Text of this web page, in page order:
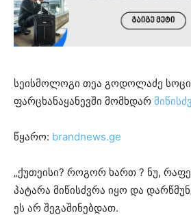
სეისმოლოგი თეა გოდოლაძე
ფარცხანაყანევში მომხდარ
წყარო: brandnews.ge
„ქუთეისი? როგორ ხართ ? ნუ,
პატარა მიწისძვრა იყო და
ეს არ შეგაშინებდათ.